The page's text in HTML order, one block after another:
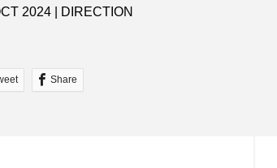
2024 | DIRECTION
Share